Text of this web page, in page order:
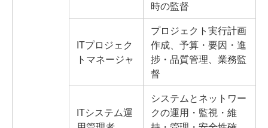
時の監督
ITプロジェク
トマネージャ
プロジェクト実行計画
作成、予算・要因・進
捗・品質管理、業務監
督
ITシステム運
システムとネットワー
クの運用・監視・維